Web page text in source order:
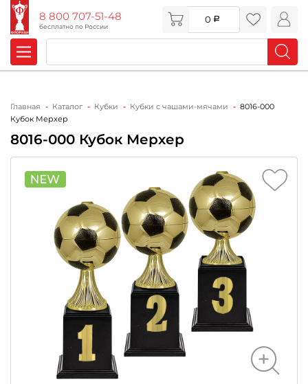
8 800 707-51-48
бесплатно по России
0
Главная Каталог Кубки Кубки с чашами-мячами
8016-000
Кубок Мерхер
8016-000 Кубок Мерхер